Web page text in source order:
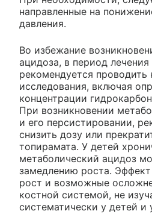
направленные на
давления.
Во избежание
ацидоза, в период
рекомендуется
исследования, включая
концентрации
При возникновении
и его персистировании,
снизить дозу или
топирамата. У детей
метаболический ацидоз
замедлению роста.
рост и возможные
костной системой, не
систематически у детей и